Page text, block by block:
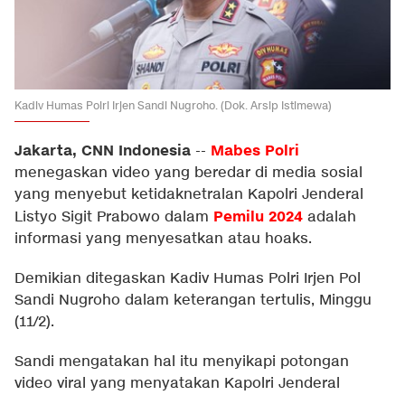
Kadiv Humas Polri Irjen Sandi Nugroho. (Dok. Arsip Istimewa)
Jakarta, CNN Indonesia -- Mabes Polri
menegaskan video yang beredar di media sosial
yang menyebut ketidaknetralan Kapolri Jenderal
Listyo Sigit Prabowo dalam Pemilu 2024 adalah
informasi yang menyesatkan atau hoaks.
Demikian ditegaskan Kadiv Humas Polri Irjen Pol
Sandi Nugroho dalam keterangan tertulis, Minggu
(11/2).
Sandi mengatakan hal itu menyikapi potongan
video viral yang menyatakan Kapolri Jenderal